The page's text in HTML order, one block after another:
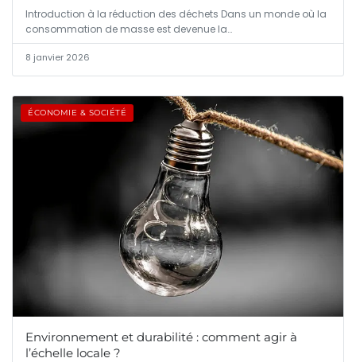
Introduction à la réduction des déchets Dans un monde où la
consommation de masse est devenue la…
8 janvier 2026
ÉCONOMIE & SOCIÉTÉ
Environnement et durabilité : comment agir à
l’échelle locale ?